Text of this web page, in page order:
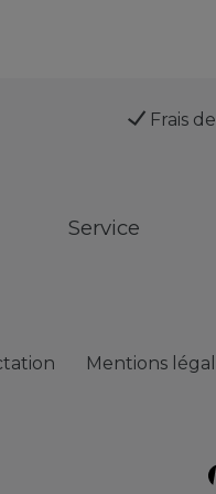
Frais
Service
Mentions